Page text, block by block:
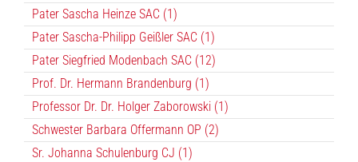
Pater Sascha Heinze SAC (1)
Pater Sascha-Philipp Geißler SAC (1)
Pater Siegfried Modenbach SAC (12)
Prof. Dr. Hermann Brandenburg (1)
Professor Dr. Dr. Holger Zaborowski (1)
Schwester Barbara Offermann OP (2)
Sr. Johanna Schulenburg CJ (1)